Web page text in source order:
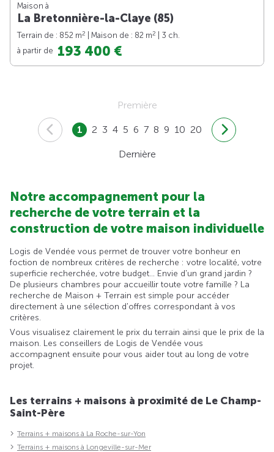
Maison à
La Bretonnière-la-Claye (85)
Terrain de : 852 m2 | Maison de : 82 m2
| 3 ch.
à partir de 193 400 €
Première
1 2 3 4 5 6 7 8 9 10 20
Dernière
Notre accompagnement pour la
recherche de votre terrain et la
construction de votre maison individuelle
Logis de Vendée vous permet de trouver votre bonheur en
foction de nombreux critères de recherche : votre localité, votre
superficie recherchée, votre budget... Envie d'un grand jardin ?
De plusieurs chambres pour accueillir toute votre famille ? La
recherche de Maison + Terrain est simple pour accéder
directement à une sélection d'offres correspondant à vos
critères.
Vous visualisez clairement le prix du terrain ainsi que le prix de la
maison. Les conseillers de Logis de Vendée vous
accompagnent ensuite pour vous aider tout au long de votre
projet.
Les terrains + maisons à proximité de Le Champ-
Saint-Père
Terrains + maisons à La Roche-sur-Yon
Terrains + maisons à Longeville-sur-Mer